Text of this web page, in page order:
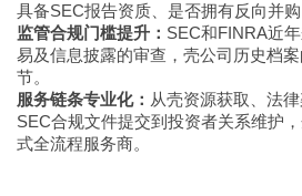
具备SEC报告资质、是否拥有反向并购
监管合规门槛提升： SEC和FINRA近
易及信息披露的审查，壳公司历史档
节。
服务链条专业化： 从壳资源获取、法
SEC合规文件提交到投资者关系维护
式全流程服务商。